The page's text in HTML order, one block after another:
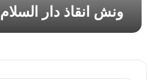
س
م
ونش انقاذ دار السلام